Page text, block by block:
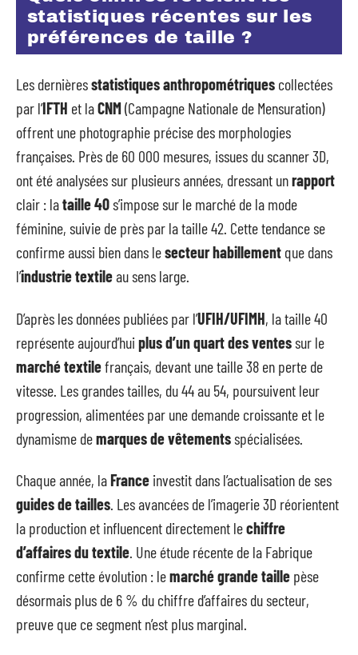
statistiques récentes sur les
préférences de taille ?
Les dernièresstatistiques anthropométriques collectées
par l’IFTH et laCNM(Campagne Nationale de Mensuration)
offrent une photographie précise des morphologies
françaises. Près de 60 000 mesures, issues du scanner 3D,
ont été analysées sur plusieurs années, dressant unrapport
clair : lataille 40s’impose sur le marché de la mode
féminine, suivie de près par la taille 42. Cette tendance se
confirme aussi bien dans lesecteur habillement que dans
l’industrie textileau sens large.
D’après les données publiées par l’UFIH/UFIMH, la taille 40
représente aujourd’hui plus d’un quart des ventessur le
marché textilefrançais, devant une taille 38 en perte de
vitesse. Les grandes tailles, du 44 au 54, poursuivent leur
progression, alimentées par une demande croissante et le
dynamisme demarques de vêtementsspécialisées.
Chaque année, laFrance investit dans l’actualisation de ses
guides de tailles. Les avancées de l’imagerie 3D réorientent
la production et influencent directement lechiffre
d’affaires du textile. Une étude récente de la Fabrique
confirme cette évolution : lemarché grande taille pèse
désormais plus de 6 % du chiffre d’affaires du secteur,
preuve que ce segment n’est plus marginal.